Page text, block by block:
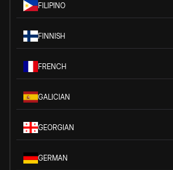
FILIPINO
FINNISH
FRENCH
GALICIAN
GEORGIAN
GERMAN